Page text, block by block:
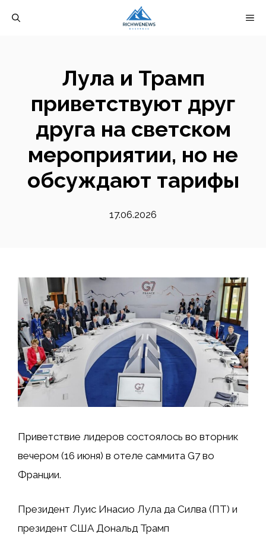
Лула и Трамп
приветствуют друг
друга на светском
мероприятии, но не
обсуждают тарифы
17.06.2026
Приветствие лидеров состоялось во вторник
вечером (16 июня) в отеле саммита G7 во
Франции.
Президент Луис Инасио Лула да Силва (ПТ) и
президент США Дональд Трамп